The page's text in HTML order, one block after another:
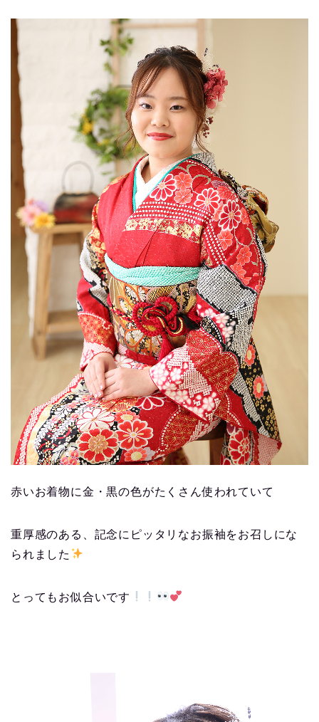
赤いお着物に金・黒の色がたくさん使われていて
重厚感のある、記念にピッタリなお振袖をお召しにな
られました
とってもお似合いです